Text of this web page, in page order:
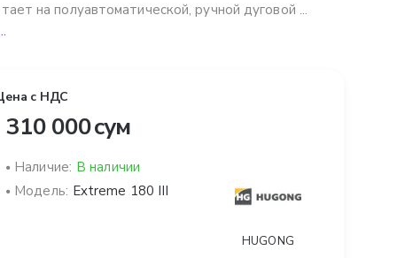
на полуавтоматической, ручной дуговой ...
с НДС
310 000 сум
Наличие: В наличии
Модель: Extreme 180 III
HUGONG